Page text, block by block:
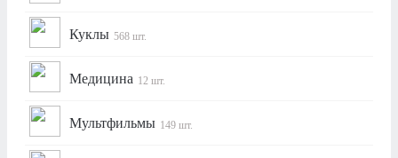
Куклы 568 шт.
Медицина 12 шт.
Мультфильмы 149 шт.